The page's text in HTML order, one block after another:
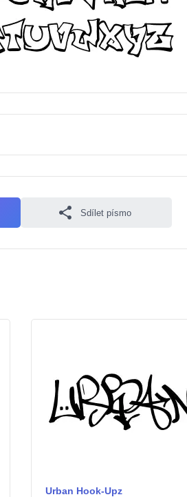
Sdílet písmo
Urban Hook-Upz